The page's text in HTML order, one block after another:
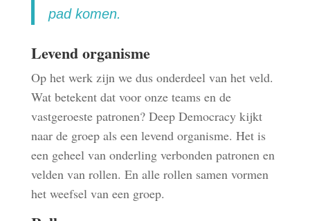
pad komen.
Levend organisme
Op het werk zijn we dus onderdeel van het veld.
Wat betekent dat voor onze teams en de
vastgeroeste patronen? Deep Democracy kijkt
naar de groep als een levend organisme. Het is
een geheel van onderling verbonden patronen en
velden van rollen. En alle rollen samen vormen
het weefsel van een groep.